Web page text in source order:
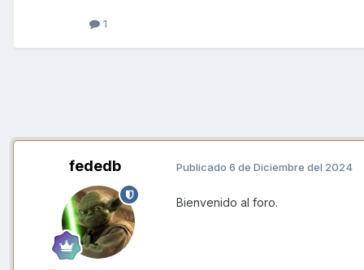
1
fededb Publicado 6 de Diciembre del 2024
Bienvenido al foro.